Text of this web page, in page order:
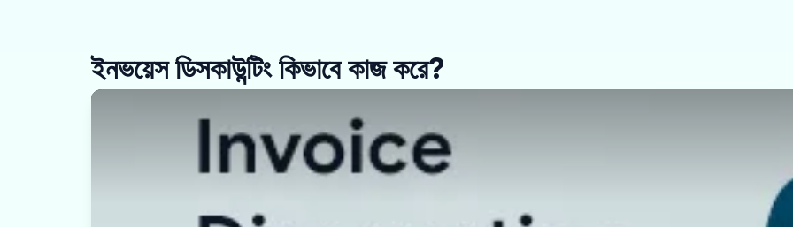
ইনভয়েস ডিসকাউন্টিং কিভাবে কাজ করে?